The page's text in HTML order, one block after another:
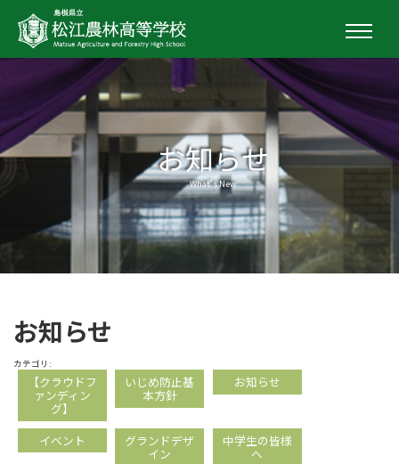
お知らせ
What's New
お知らせ
カテゴリ:
【クラウドフ
ァンディン
グ】
いじめ防止基
本方針
お知らせ
イベント グランドデザ
イン
中学生の皆様
へ